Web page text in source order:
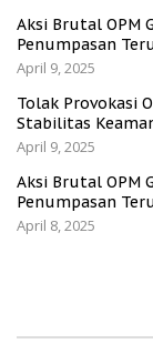
Aksi Brutal OPM
Penumpasan
April 9, 2025
Tolak Provokasi
Stabilitas
April 9, 2025
Aksi Brutal OPM
Penumpasan
April 8, 2025